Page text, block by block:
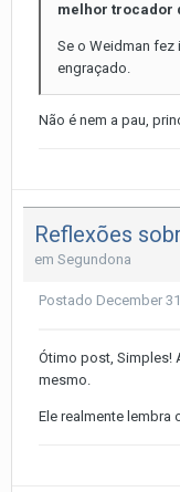
melhor trocador
Se o Weidman fez
engraçado.
Não é nem a pau,
Reflexões
em Segundona
Postado December
Ótimo post, Simples!
mesmo.
Ele realmente lembra